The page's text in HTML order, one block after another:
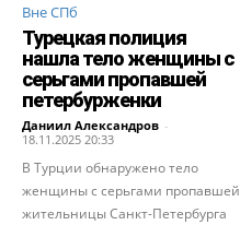
Вне СПб
Турецкая полиция
нашла тело женщины с
серьгами пропавшей
петербурженки
Даниил Александров -
18.11.2025 20:33
В Турции обнаружено тело
женщины с серьгами пропавшей
жительницы Санкт-Петербурга